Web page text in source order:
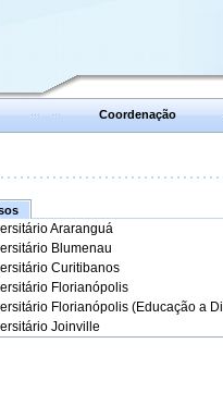
Coordenação
Araranguá
Blumenau
Curitibanos
Florianópolis
Florianópolis (Educação a
Joinville